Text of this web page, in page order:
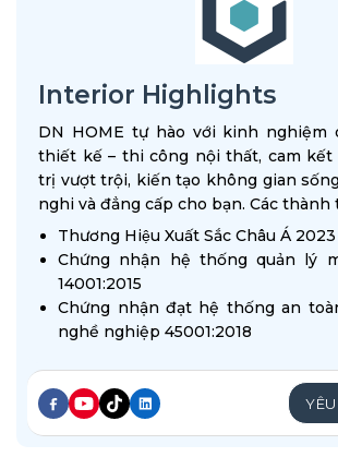
Interior Highlights
DN HOME tự hào với kinh nghiệm
thiết kế – thi công nội thất, cam kết
trị vượt trội, kiến tạo không gian
nghi và đẳng cấp cho bạn. Các thành
Thương Hiệu Xuất Sắc Châu Á 2023
Chứng nhận hệ thống quản lý
14001:2015
Chứng nhận đạt hệ thống an
nghề nghiệp 45001:2018